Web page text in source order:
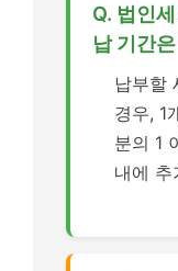
Q. 법인
납 기간
납부할
경우, 1
분의 1
내에 추